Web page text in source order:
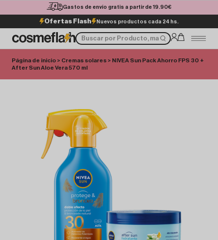
Gastos de envío gratis a partir de 19.90€
Ofertas Flash Nuevos productos cada 24 hs.
Página de inicio > Cremas solares > NIVEA Sun Pack Ahorro FPS 30 +
After Sun Aloe Vera 570 ml